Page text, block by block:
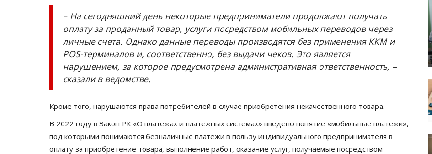
– На сегодняшний день некоторые предприниматели продолжают получать
оплату за проданный товар, услуги посредством мобильных переводов через
личные счета. Однако данные переводы производятся без применения ККМ и
POS-терминалов и, соответственно, без выдачи чеков. Это является
нарушением, за которое предусмотрена административная ответственность, –
сказали в ведомстве.
Кроме того, нарушаются права потребителей в случае приобретения некачественного товара.
В 2022 году в Закон РК «О платежах и платежных системах» введено понятие «мобильные платежи»,
под которыми понимаются безналичные платежи в пользу индивидуального предпринимателя в
оплату за приобретение товара, выполнение работ, оказание услуг, получаемые посредством